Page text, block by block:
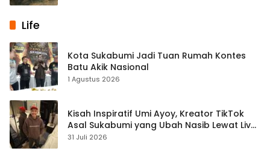
Life
Kota Sukabumi Jadi Tuan Rumah Kontes
Batu Akik Nasional
1 Agustus 2026
Kisah Inspiratif Umi Ayoy, Kreator TikTok
Asal Sukabumi yang Ubah Nasib Lewat Live
Streaming
31 Juli 2026